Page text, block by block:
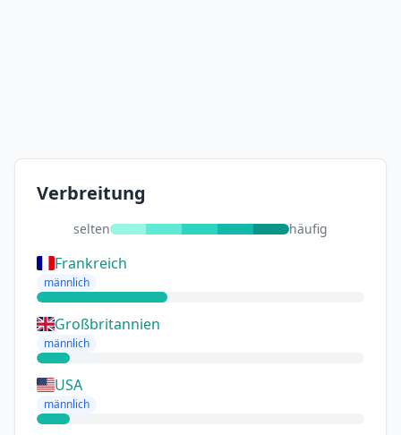
Verbreitung
selten häufig
Frankreich
männlich
Großbritannien
männlich
USA
männlich